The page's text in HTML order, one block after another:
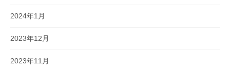
2024年1月
2023年12月
2023年11月